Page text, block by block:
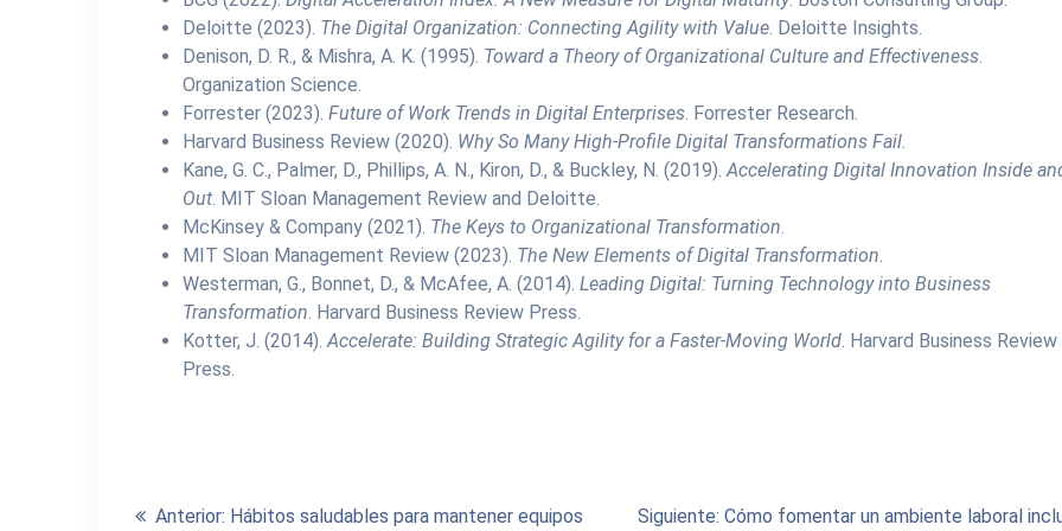
Deloitte (2023). The Digital Organization: Connecting Agility with Value. Deloitte Insights.
Denison, D. R., & Mishra, A. K. (1995). Toward a Theory of Organizational Culture and Effectiveness.
Organization Science.
Forrester (2023).Future of Work Trends in Digital Enterprises. Forrester Research.
Harvard Business Review (2020). Why So Many High-Profile Digital Transformations Fail.
Kane, G. C., Palmer, D., Phillips, A. N., Kiron, D., & Buckley, N. (2019).Accelerating Digital Innovation Inside
Out. MIT Sloan Management Review and Deloitte.
McKinsey & Company (2021). The Keys to Organizational Transformation.
MIT Sloan Management Review (2023). The New Elements of Digital Transformation.
Westerman, G., Bonnet, D., & McAfee, A. (2014).Leading Digital: Turning Technology into Business
Transformation. Harvard Business Review Press.
Kotter, J. (2014).Accelerate: Building Strategic Agility for a Faster-Moving World. Harvard Business Review
Press.
Navegación
Anterior: Entrada
Hábitos saludables para mantener equipos Siguiente: Entrada
Cómo fomentar un ambiente laboral